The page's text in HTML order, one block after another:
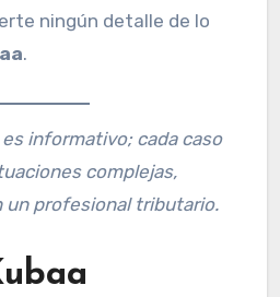
ningún detalle de lo
.
informativo; cada caso
complejas,
un profesional tributario.